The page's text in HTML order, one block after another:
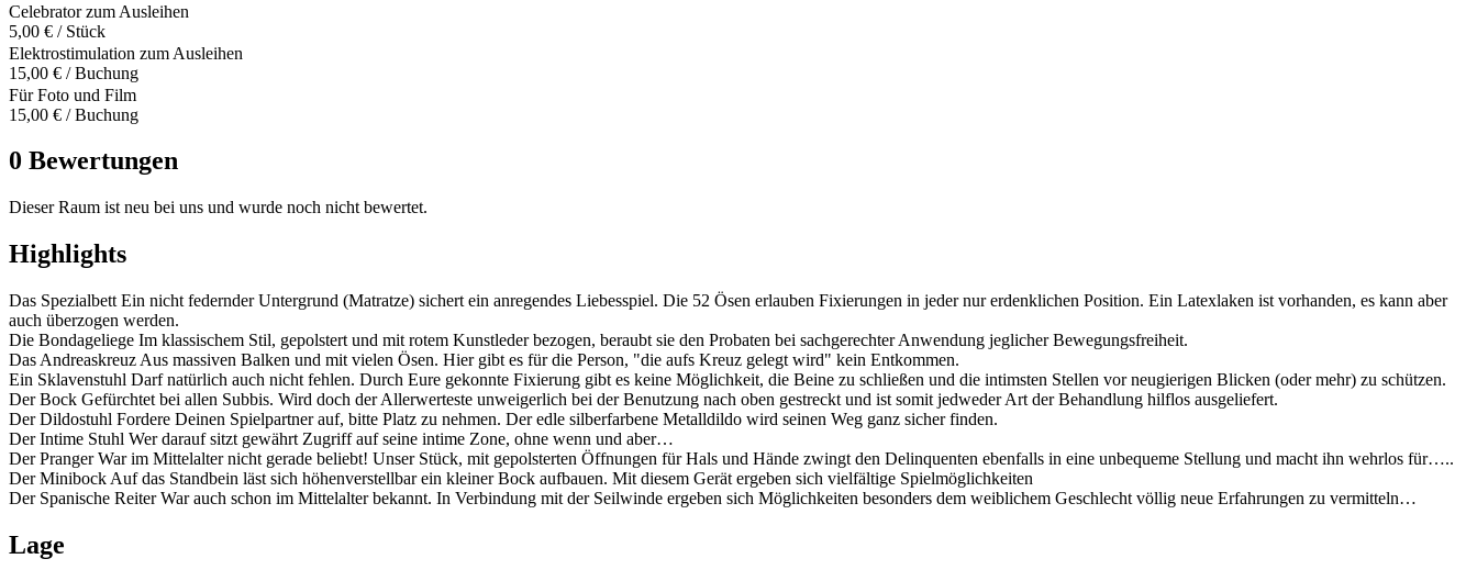
Celebrator zum Ausleihen
5,00 € / Stück
Elektrostimulation zum Ausleihen
15,00 € / Buchung
Für Foto und Film
15,00 € / Buchung
0 Bewertungen
Dieser Raum ist neu bei uns und wurde noch nicht bewertet.
Highlights
Das Spezialbett Ein nicht federnder Untergrund (Matratze) sichert ein anregendes Liebesspiel. Die 52 Ösen erlauben Fixierungen in jeder nur erdenklichen Position. Ein Latexlaken ist vorhanden, es kann aber
auch überzogen werden.
Die Bondageliege Im klassischem Stil, gepolstert und mit rotem Kunstleder bezogen, beraubt sie den Probaten bei sachgerechter Anwendung jeglicher Bewegungsfreiheit.
Das Andreaskreuz Aus massiven Balken und mit vielen Ösen. Hier gibt es für die Person, "die aufs Kreuz gelegt wird" kein Entkommen.
Ein Sklavenstuhl Darf natürlich auch nicht fehlen. Durch Eure gekonnte Fixierung gibt es keine Möglichkeit, die Beine zu schließen und die intimsten Stellen vor neugierigen Blicken (oder mehr) zu schützen.
Der Bock Gefürchtet bei allen Subbis. Wird doch der Allerwerteste unweigerlich bei der Benutzung nach oben gestreckt und ist somit jedweder Art der Behandlung hilflos ausgeliefert.
Der Dildostuhl Fordere Deinen Spielpartner auf, bitte Platz zu nehmen. Der edle silberfarbene Metalldildo wird seinen Weg ganz sicher finden.
Der Intime Stuhl Wer darauf sitzt gewährt Zugriff auf seine intime Zone, ohne wenn und aber…
Der Pranger War im Mittelalter nicht gerade beliebt! Unser Stück, mit gepolsterten Öffnungen für Hals und Hände zwingt den Delinquenten ebenfalls in eine unbequeme Stellung und macht ihn wehrlos für…..
Der Minibock Auf das Standbein läst sich höhenverstellbar ein kleiner Bock aufbauen. Mit diesem Gerät ergeben sich vielfältige Spielmöglichkeiten
Der Spanische Reiter War auch schon im Mittelalter bekannt. In Verbindung mit der Seilwinde ergeben sich Möglichkeiten besonders dem weiblichem Geschlecht völlig neue Erfahrungen zu vermitteln…
Lage